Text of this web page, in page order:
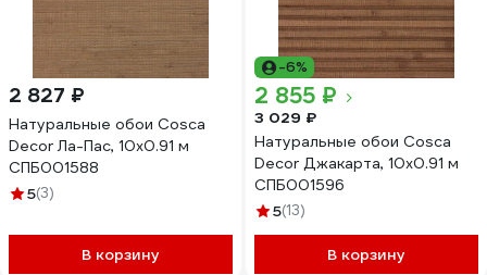
2 827 ₽
Натуральные обои Cosca
Decor Ла-Пас, 10x0.91 м
СПБ001588
5(3)
В корзину
-6%
2 855 ₽
3 029 ₽
Натуральные обои Cosca
Decor Джакарта, 10x0.91 м
СПБ001596
5(13)
В корзину